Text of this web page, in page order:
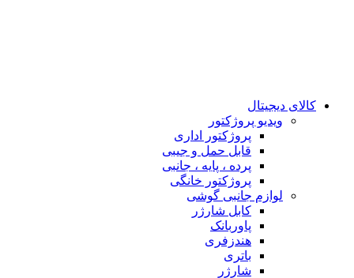
کالای دیجیتال
ويدیو پروژكتور
پروژکتور اداری
قابل حمل و جیبی
پرده ، پایه ، جانبی
پروژکتور خانگی
لوازم جانبی گوشی
کابل شارژر
پاوربانک
هندزفری
باتری
شارژر